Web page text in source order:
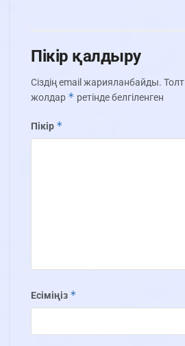
Пікір қалдыру
Сіздің email жарияланбайды.
жолдар * ретінде белгіленген
Пікір *
Есіміңіз *